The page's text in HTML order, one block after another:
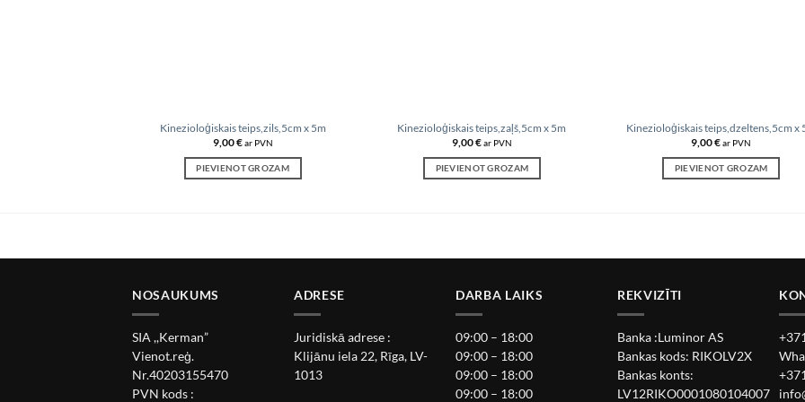
Kinezioloģiskais teips,zils,5cm x 5m
9,00€ar PVN
PIEVIENOT GROZAM
Kinezioloģiskais teips,zaļš,5cm x 5m
9,00€ar PVN
PIEVIENOT GROZAM
Kinezioloģiskais teips,dzeltens,5cm x
9,00€ar PVN
PIEVIENOT GROZAM
NOSAUKUMS
SIA ,,Kerman”
Vienot.reģ.
Nr.40203155470
PVN kods :
ADRESE
Juridiskā adrese :
Klijānu iela 22, Rīga, LV-
1013
DARBA LAIKS
09:00 – 18:00
09:00 – 18:00
09:00 – 18:00
09:00 – 18:00
REKVIZĪTI
Banka :Luminor AS
Bankas kods: RIKOLV2X
Bankas konts:
LV12RIKO0001080104007